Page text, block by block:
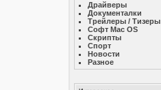
Драйверы
Документалки
Трейлеры / Тизеры
Софт Mac OS
Скрипты
Спорт
Новости
Разное